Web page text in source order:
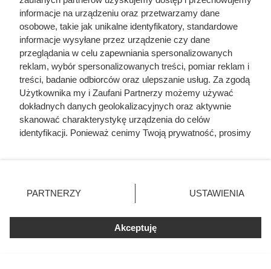
Misja Skrzetuskiego spod Zbaraża
1649
wyczerpanie. Głód i choroby zbierają żniwo, zapasy
przypomina rozpaczliwą walkę o każdy kolejny poranek. W
informacje na urządzeniu oraz przetwarzamy dane
osobowe, takie jak unikalne identyfikatory, standardowe
informacje wysyłane przez urządzenie czy dane
przeglądania w celu zapewniania spersonalizowanych
reklam, wybór spersonalizowanych treści, pomiar reklam i
treści, badanie odbiorców oraz ulepszanie usług. Za zgodą
Użytkownika my i Zaufani Partnerzy możemy używać
dokładnych danych geolokalizacyjnych oraz aktywnie
skanować charakterystykę urządzenia do celów
identyfikacji. Ponieważ cenimy Twoją prywatność, prosimy
prywatności znajdujący się w lewym dolnym rogu strony
. Niektóre rodzaje przetwarzania danych nie wymagają
zgody użytkownika, ale masz prawo sprzeciwić się
takiemu przetwarzaniu. Preferencje będą miały
zastosowania tylko na tej witrynie.
PARTNERZY USTAWIENIA
Akceptuję